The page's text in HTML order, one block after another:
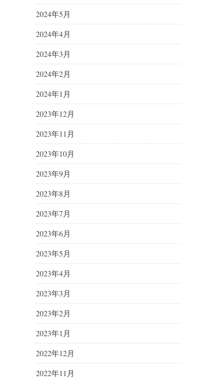
2024年5月
2024年4月
2024年3月
2024年2月
2024年1月
2023年12月
2023年11月
2023年10月
2023年9月
2023年8月
2023年7月
2023年6月
2023年5月
2023年4月
2023年3月
2023年2月
2023年1月
2022年12月
2022年11月